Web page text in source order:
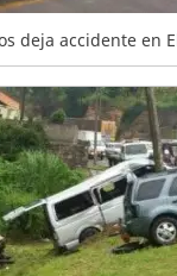
deja accidente en